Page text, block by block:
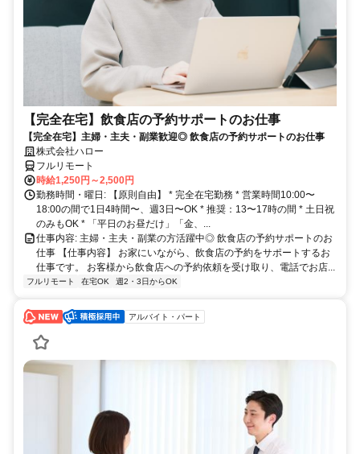
【完全在宅】飲食店の予約サポートのお仕事
【完全在宅】主婦・主夫・副業歓迎◎ 飲食店の予約サポートのお仕事
株式会社ハロー
フルリモート
時給1,250円～2,500円
勤務時間・曜日: 【原則自由】 * 完全在宅勤務 * 営業時間10:00〜
18:00の間で1日4時間〜、週3日〜OK * 推奨：13〜17時の間 * 土日祝
のみもOK * 「平日のお昼だけ」「金、...
仕事内容: 主婦・主夫・副業の方活躍中◎ 飲食店の予約サポートのお
仕事 【仕事内容】 お家にいながら、飲食店の予約をサポートするお
仕事です。 お客様から飲食店への予約依頼を受け取り、電話でお店...
フルリモート 在宅OK 週2・3日からOK
アルバイト・パート